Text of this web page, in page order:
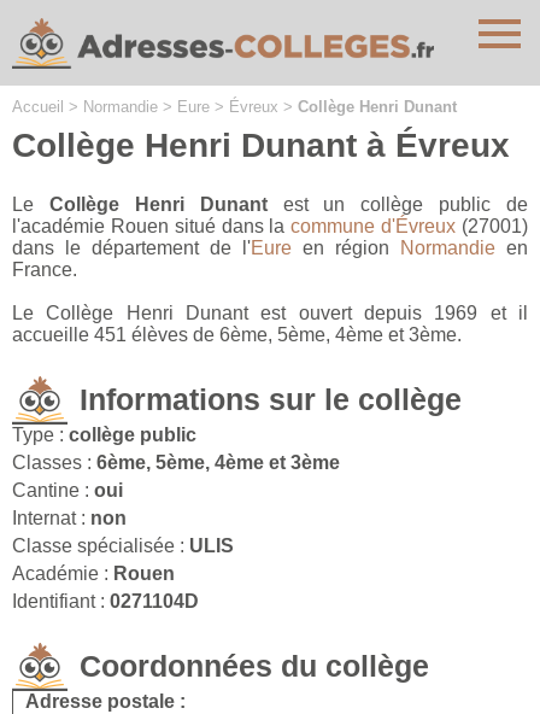
Accueil > Normandie > Eure > Évreux > Collège Henri Dunant
Collège Henri Dunant à Évreux
Le Collège Henri Dunantest un collège public de
l'académie Rouen situé dans lacommune d'Évreux (27001)
dans le département de l'Eure en région Normandie en
France.
Le Collège Henri Dunant est ouvert depuis 1969 et il
accueille 451 élèves de 6ème, 5ème, 4ème et 3ème.
Informations sur le collège
Type : collège public
Classes : 6ème, 5ème, 4ème et 3ème
Cantine : oui
Internat : non
Classe spécialisée : ULIS
Académie : Rouen
Identifiant : 0271104D
Coordonnées du collège
Adresse postale :